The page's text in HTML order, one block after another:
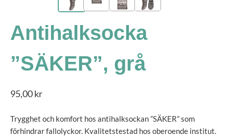
Antihalksocka
”SÄKER”, grå
95,00kr
Trygghet och komfort hos antihalksockan ”SÄKER” som
förhindrar fallolyckor. Kvalitetstestad hos oberoende institut.